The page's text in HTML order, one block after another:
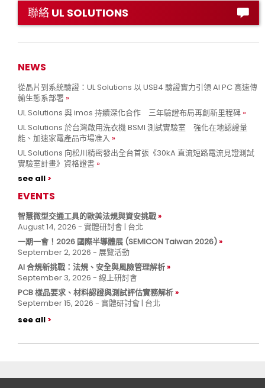
聯絡 UL SOLUTIONS
NEWS
從晶片到系統驗證：UL Solutions 以 USB4 驗證實力引領 AI PC 高速傳
輸生態系部署
UL Solutions 與 imos 持續深化合作 三年驗證布局再創新里程碑
UL Solutions 於台灣啟用洗衣機 BSMI 測試實驗室 強化在地認證量
能、加速家電產品市場准入
UL Solutions 向松川精密發出全台首張《30kA 直流短路電流見證測試
實驗室計畫》資格證書
see all
EVENTS
智慧微型交通工具的歐美法規與資安挑戰
August 14, 2026 - 實體研討會 | 台北
一期一會！2026 國際半導體展 (SEMICON Taiwan 2026)
September 2, 2026 - 展覽活動
AI 合規新挑戰：法規、安全與風險管理解析
September 3, 2026 - 線上研討會
PCB 樣品要求、材料認證與測試評估實務解析
September 15, 2026 - 實體研討會 | 台北
see all